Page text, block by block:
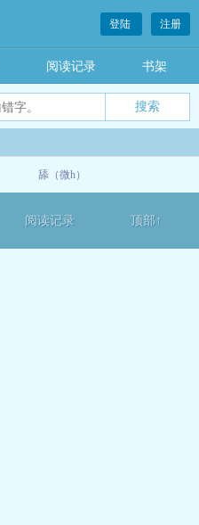
登陆 注册
阅读记录 书架
舔（微h）
阅读记录 顶部↑